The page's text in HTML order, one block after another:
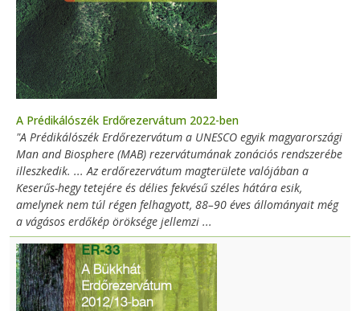
A Prédikálószék Erdőrezervátum 2022-ben
"A Prédikálószék Erdőrezervátum a UNESCO egyik magyarországi
Man and Biosphere (MAB) rezervátumának zonációs rendszerébe
illeszkedik. ... Az erdőrezervátum magterülete valójában a
Keserűs-hegy tetejére és délies fekvésű széles hátára esik,
amelynek nem túl régen felhagyott, 88–90 éves állományait még
a vágásos erdőkép öröksége jellemzi ...